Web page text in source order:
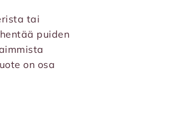
tai
puiden
on osa